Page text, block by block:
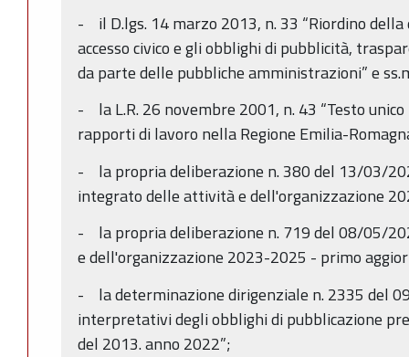
- il D.lgs. 14 marzo 2013, n. 33 “Riordino
accesso civico e gli obblighi di pubblicità,
da parte delle pubbliche amministrazioni” e
- la L.R. 26 novembre 2001, n. 43 “Testo
rapporti di lavoro nella Regione Emilia-
- la propria deliberazione n. 380 del 13/03/
integrato delle attività e dell'organizzazione
- la propria deliberazione n. 719 del 08/05/
e dell'organizzazione 2023-2025 - primo
- la determinazione dirigenziale n. 2335 del
interpretativi degli obblighi di pubblicazione
del 2013. anno 2022”;